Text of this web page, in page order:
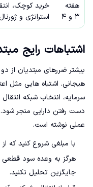
هفته
۳ و ۴
خرید کوچک،
استراتژی و ژورنال
اشتباهات رایج
بیشتر ضررهای مبتدیان
هیجانی. اشتباه هایی مثل
سرمایه، انتخاب شبکه
عملی نوشته است.
با مبلغی شروع کنید که
هرگز به وعده سود قطعی
جایگزین تحلیل نکنید.